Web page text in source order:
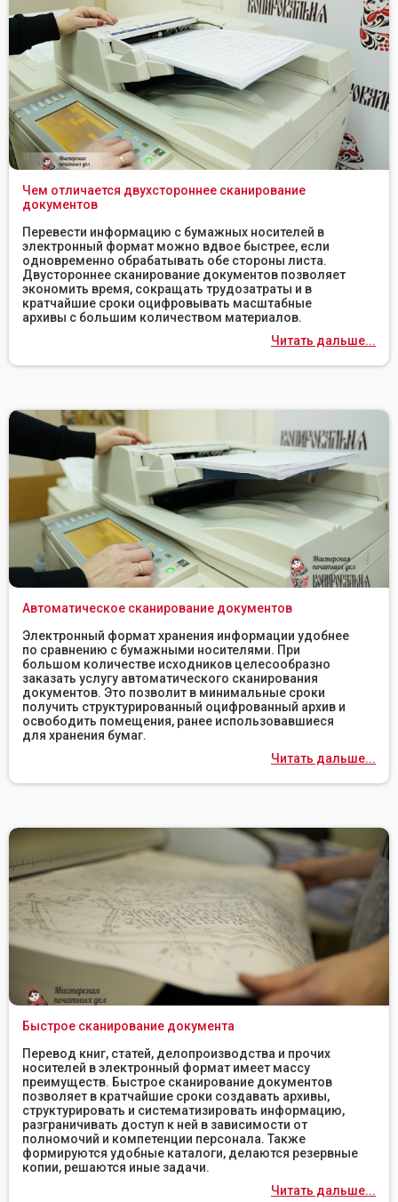
Чем отличается двухстороннее сканирование
документов
Перевести информацию с бумажных носителей в
электронный формат можно вдвое быстрее, если
одновременно обрабатывать обе стороны листа.
Двустороннее сканирование документов позволяет
экономить время, сокращать трудозатраты и в
кратчайшие сроки оцифровывать масштабные
архивы с большим количеством материалов.
Читать дальше...
Автоматическое сканирование документов
Электронный формат хранения информации удобнее
по сравнению с бумажными носителями. При
большом количестве исходников целесообразно
заказать услугу автоматического сканирования
документов. Это позволит в минимальные сроки
получить структурированный оцифрованный архив и
освободить помещения, ранее использовавшиеся
для хранения бумаг.
Читать дальше...
Быстрое сканирование документа
Перевод книг, статей, делопроизводства и прочих
носителей в электронный формат имеет массу
преимуществ. Быстрое сканирование документов
позволяет в кратчайшие сроки создавать архивы,
структурировать и систематизировать информацию,
разграничивать доступ к ней в зависимости от
полномочий и компетенции персонала. Также
формируются удобные каталоги, делаются резервные
копии, решаются иные задачи.
Читать дальше...